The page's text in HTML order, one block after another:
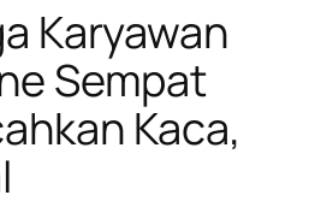
Karyawan
Sempat
Kaca,